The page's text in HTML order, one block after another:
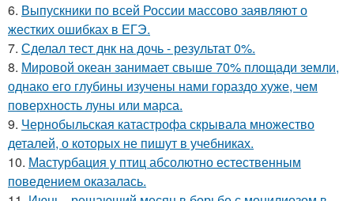
6. Выпускники по всей России массово заявляют о
жестких ошибках в ЕГЭ.
7. Сделал тест днк на дочь - результат 0%.
8. Мировой океан занимает свыше 70% площади земли,
однако его глубины изучены нами гораздо хуже, чем
поверхность луны или марса.
9. Чернобыльская катастрофа скрывала множество
деталей, о которых не пишут в учебниках.
10. Мастурбация у птиц абсолютно естественным
поведением оказалась.